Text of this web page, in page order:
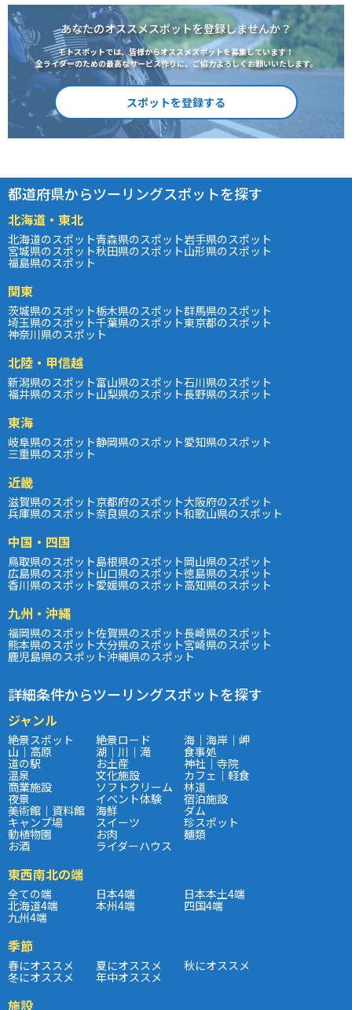
あなたのオススメスポットを登録しませんか？
モトスポットでは、皆様からオススメスポットを募集しています！
全ライダーのための最高なサービス作りに、ご協力よろしくお願いいたします。
スポットを登録する
都道府県からツーリングスポットを探す
北海道・東北
北海道のスポット青森県のスポット岩手県のスポット
宮城県のスポット秋田県のスポット山形県のスポット
福島県のスポット
関東
茨城県のスポット栃木県のスポット群馬県のスポット
埼玉県のスポット千葉県のスポット東京都のスポット
神奈川県のスポット
北陸・甲信越
新潟県のスポット富山県のスポット石川県のスポット
福井県のスポット山梨県のスポット長野県のスポット
東海
岐阜県のスポット静岡県のスポット愛知県のスポット
三重県のスポット
近畿
滋賀県のスポット京都府のスポット大阪府のスポット
兵庫県のスポット奈良県のスポット和歌山県のスポット
中国・四国
鳥取県のスポット島根県のスポット岡山県のスポット
広島県のスポット山口県のスポット徳島県のスポット
香川県のスポット愛媛県のスポット高知県のスポット
九州・沖縄
福岡県のスポット佐賀県のスポット長崎県のスポット
熊本県のスポット大分県のスポット宮崎県のスポット
鹿児島県のスポット沖縄県のスポット
詳細条件からツーリングスポットを探す
ジャンル
絶景スポット 絶景ロード 海｜海岸｜岬
山｜高原 湖｜川｜滝 食事処
道の駅 お土産 神社｜寺院
温泉 文化施設 カフェ｜軽食
商業施設 ソフトクリーム 林道
夜景 イベント体験 宿泊施設
美術館｜資料館 海鮮 ダム
キャンプ場 スイーツ 珍スポット
動植物園 お肉 麺類
お酒 ライダーハウス
東西南北の端
全ての端 日本4端 日本本土4端
北海道4端 本州4端 四国4端
九州4端
季節
春にオススメ 夏にオススメ 秋にオススメ
冬にオススメ 年中オススメ
施設